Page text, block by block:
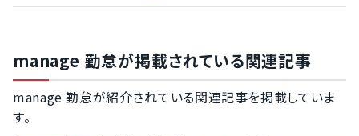
manage 勤怠が掲載されている関連記事
manage 勤怠が紹介されている関連記事を掲載していま
す。